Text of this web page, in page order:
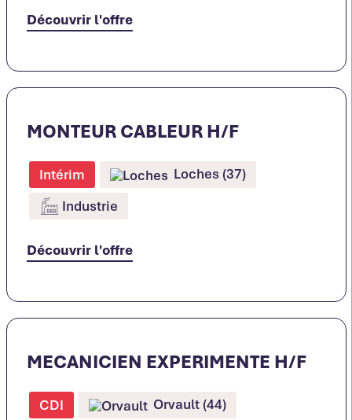
Découvrir l'offre
MONTEUR CABLEUR H/F
Intérim
Loches (37)
Industrie
Découvrir l'offre
MECANICIEN EXPERIMENTE H/F
CDI
Orvault (44)